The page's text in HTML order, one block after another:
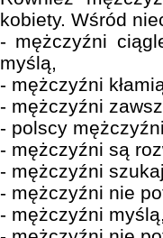
kobiety. Wśród
- mężczyźni
myślą,
- mężczyźni
- mężczyźni
- polscy
- mężczyźni są
- mężczyźni
- mężczyźni nie
- mężczyźni